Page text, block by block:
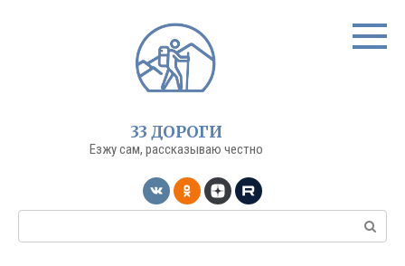
33 ДОРОГИ
Езжу сам, рассказываю честно
Поиск: